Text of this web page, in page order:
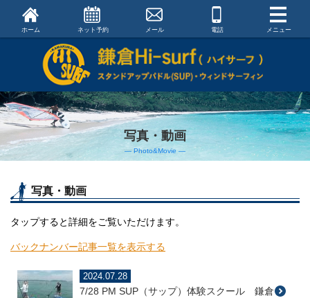
ホーム ネット予約 メール 電話 メニュー
写真・動画
― Photo&Movie ―
写真・動画
タップすると詳細をご覧いただけます。
バックナンバー記事一覧を表示する
2024.07.28
7/28 PM SUP（サップ）体験スクール 鎌倉